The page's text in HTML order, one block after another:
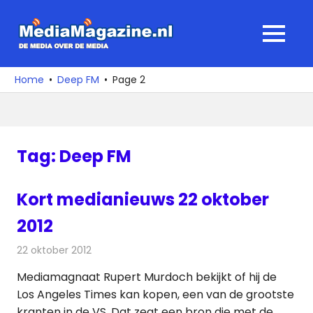
naar
media
over
MENU
Home Deep FM Page 2
Tag: Deep FM
Kort medianieuws 22 oktober
2012
22 oktober 2012
Mediamagnaat Rupert Murdoch bekijkt of hij de
Los Angeles Times kan kopen, een van de grootste